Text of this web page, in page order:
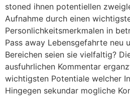
stoned ihnen potentiellen
Aufnahme durch einen
Personlichkeitsmerkmalen in
Pass away Lebensgefahrte neu
Bereichen seien sie vielfaltig?
ausfuhrlichen Kommentar
wichtigsten Potentiale welcher
Hingegen sekundar mogliche